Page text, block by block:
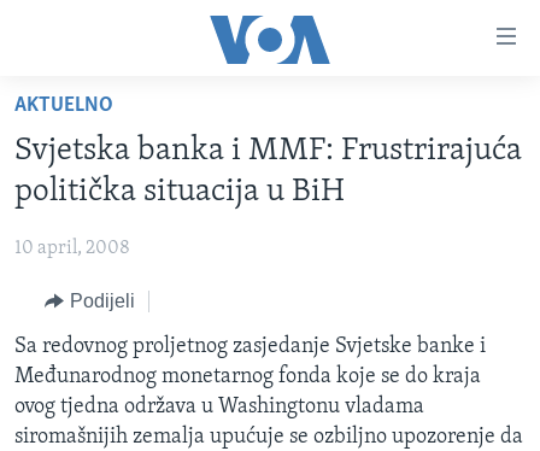
glavni
sadržaj
na
glavnu
navigaciju
pretragu
TV PROGRAM
VIDEO
FOTOGRAFIJE DANA
VIJESTI
SJEDINJENE AMERIČKE DRŽAVE
BOSNA I HERCEGOVINA
NAUKA I TEHNOLOGIJA
SPECIJALNI PROJEKTI
KORUPCIJA
SLOBODA MEDIJA
AKTUELNO
Svjetska banka i MMF: Frustrirajuća
politička situacija u BiH
10 april, 2008
Podijeli
Sa redovnog proljetnog zasjedanje Svjetske banke i
Međunarodnog monetarnog fonda koje se do kraja
ovog tjedna održava u Washingtonu vladama
siromašnijih zemalja upućuje se ozbiljno upozorenje da